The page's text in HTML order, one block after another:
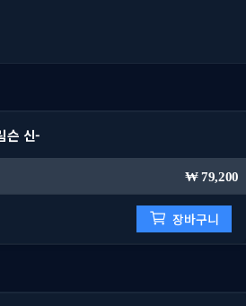
슨 신-
79,200
장바구니